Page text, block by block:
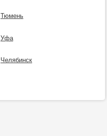
Тюмень
Уфа
Челябинск